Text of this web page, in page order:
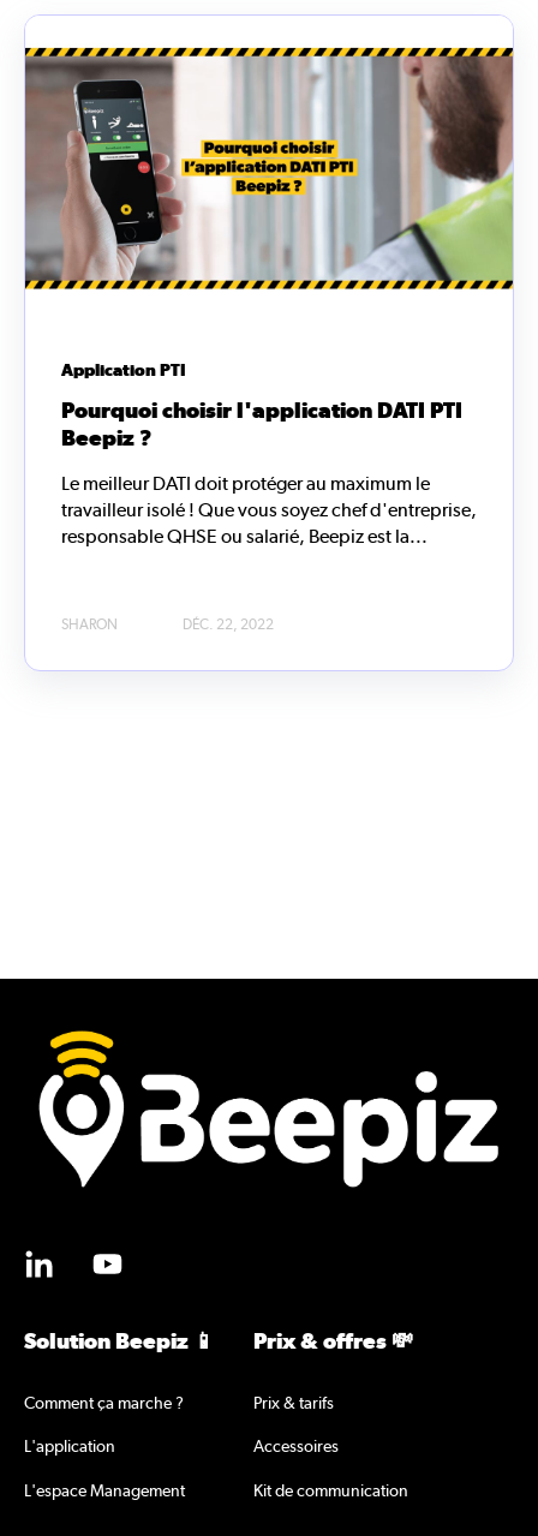
Application PTI
Pourquoi choisir l'application DATI PTI
Beepiz ?
Le meilleur DATI doit protéger au maximum le
travailleur isolé ! Que vous soyez chef d'entreprise,
responsable QHSE ou salarié, Beepiz est la...
SHARON DÉC. 22, 2022
Solution Beepiz 📱
Comment ça marche ?
L'application
L'espace Management
Prix & offres 💸
Prix & tarifs
Accessoires
Kit de communication